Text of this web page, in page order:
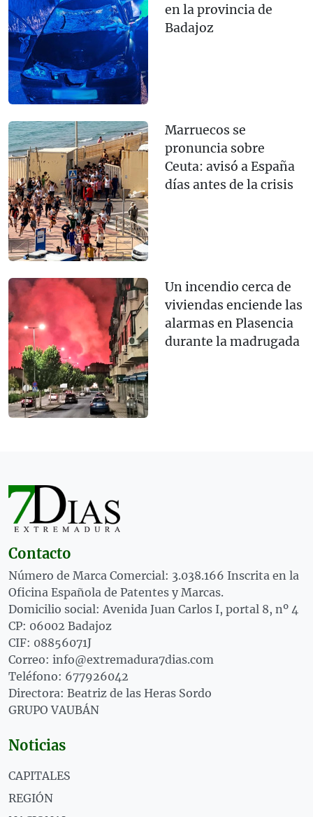
en la provincia de
Badajoz
Marruecos se
pronuncia sobre
Ceuta: avisó a España
días antes de la crisis
Un incendio cerca de
viviendas enciende las
alarmas en Plasencia
durante la madrugada
Contacto
Número de Marca Comercial: 3.038.166 Inscrita en la
Oficina Española de Patentes y Marcas.
Domicilio social: Avenida Juan Carlos I, portal 8, nº 4
CP: 06002 Badajoz
CIF: 08856071J
Correo: info@extremadura7dias.com
Teléfono: 677926042
Directora: Beatriz de las Heras Sordo
GRUPO VAUBÁN
Noticias
CAPITALES
REGIÓN